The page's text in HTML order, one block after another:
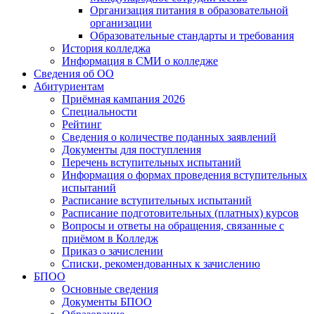
Организация питания в образовательной
организации
Образовательные стандарты и требования
История колледжа
Информация в СМИ о колледже
Сведения об ОО
Абитуриентам
Приёмная кампания 2026
Специальности
Рейтинг
Сведения о количестве поданных заявлений
Документы для поступления
Перечень вступительных испытаний
Информация о формах проведения вступительных
испытаний
Расписание вступительных испытаний
Расписание подготовительных (платных) курсов
Вопросы и ответы на обращения, связанные с
приёмом в Колледж
Приказ о зачислении
Списки, рекомендованных к зачислению
БПОО
Основные сведения
Документы БПОО